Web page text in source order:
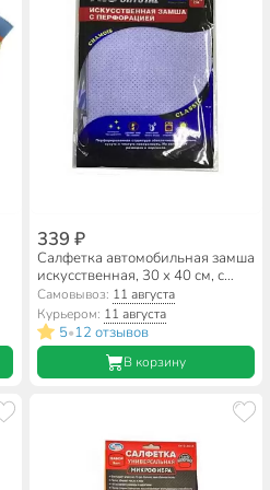
339 ₽
Салфетка автомобильная замша
искусственная, 30 х 40 см, с
перфорацией, голубая, AVS,
BCH-3040, A78951S
Самовывоз: 11 августа
Курьером: 11 августа
5•12 отзывов
В корзину